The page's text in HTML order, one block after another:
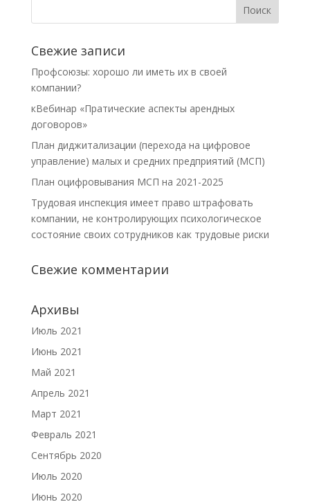
Свежие записи
Профсоюзы: хорошо ли иметь их в своей
компании?
кВебинар «Пратические аспекты арендных
договоров»
План диджитализации (перехода на цифровое
управление) малых и средних предприятий (МСП)
План оцифровывания МСП на 2021-2025
Трудовая инспекция имеет право штрафовать
компании, не контролирующих психологическое
состояние своих сотрудников как трудовые риски
Свежие комментарии
Архивы
Июль 2021
Июнь 2021
Май 2021
Апрель 2021
Март 2021
Февраль 2021
Сентябрь 2020
Июль 2020
Июнь 2020